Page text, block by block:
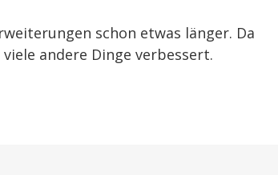
schon etwas länger. Da
andere Dinge verbessert.